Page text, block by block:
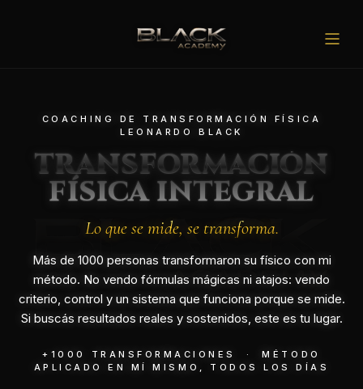
01 INICIO
PROGRAMAS
03 MÉTODO
CREDENCIALES
05 REDES SOCIALES
COACHING DE TRANSFORMACIÓN FÍSICA
LEONARDO BLACK
TRANSFORMACIÓN
FÍSICA INTEGRAL
Lo que se mide, se transforma.
Más de 1000 personas transformaron su físico con mi
método. No vendo fórmulas mágicas ni atajos: vendo
criterio, control y un sistema que funciona porque se mide.
Si buscás resultados reales y sostenidos, este es tu lugar.
+1000 TRANSFORMACIONES · MÉTODO
APLICADO EN MÍ MISMO, TODOS LOS DÍAS